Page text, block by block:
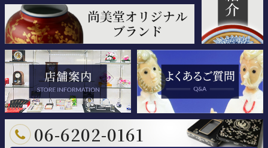
06-6202-0161